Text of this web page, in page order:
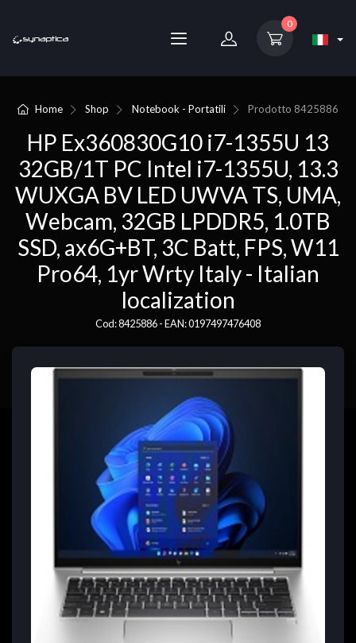
0
Home Shop Notebook - Portatili Prodotto 8425886
HP Ex360830G10 i7-1355U 13
32GB/1T PC Intel i7-1355U, 13.3
WUXGA BV LED UWVA TS, UMA,
Webcam, 32GB LPDDR5, 1.0TB
SSD, ax6G+BT, 3C Batt, FPS, W11
Pro64, 1yr Wrty Italy - Italian
localization
Cod: 8425886 - EAN: 0197497476408